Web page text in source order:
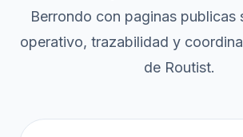
Berrondo con paginas publicas
operativo, trazabilidad y
de Routist.